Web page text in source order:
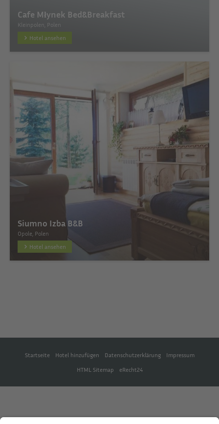
Cafe Młynek Bed&Breakfast
Kleinpolen, Polen
Hotel ansehen
Siumno Izba B&B
Opole, Polen
Hotel ansehen
Startseite Hotel hinzufügen Datenschutzerklärung
Impressum
HTML Sitemap
eRecht24